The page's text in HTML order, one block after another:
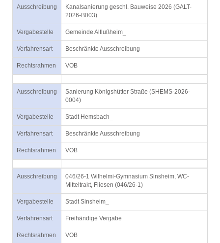
Ausschreibung
Kanalsanierung geschl. Bauweise 2026 (GALT-
2026-B003)
Vergabestelle Gemeinde Altlußheim_
Verfahrensart Beschränkte Ausschreibung
Rechtsrahmen VOB
Ausschreibung
Sanierung Königshütter Straße (SHEMS-2026-
0004)
Vergabestelle Stadt Hemsbach_
Verfahrensart Beschränkte Ausschreibung
Rechtsrahmen VOB
Ausschreibung
046/26-1 Wilhelmi-Gymnasium Sinsheim, WC-
Mitteltrakt, Fliesen (046/26-1)
Vergabestelle Stadt Sinsheim_
Verfahrensart Freihändige Vergabe
Rechtsrahmen VOB